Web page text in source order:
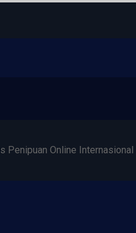
Penipuan Online